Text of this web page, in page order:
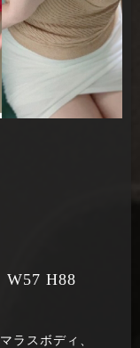
H88
ラスボディ、